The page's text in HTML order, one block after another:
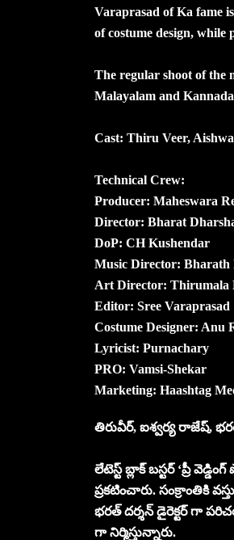
Varaprasad of Ka fame
of costume design,
The regular shoot of the
Malayalam and
Cast: Thiru Veer,
Technical Crew:
Producer: Maheswara
Director: Bharat
DoP: CH Kushendar
Music Director:
Art Director: Thirumala
Editor: Sree Varaprasad
Costume Designer: Anu
Lyricist: Purnachary
PRO: Vamsi-Shekar
Marketing: Haashtag
తిరువీర్, ఐశ్వర్య రాజేష్,
లేటెస్ట్ బ్లాక్ బస్టర్ ‘ప్రీ
ప్రకటించారు. సంక్రాంతికి
భరత్ దర్శన్ డైరెక్టర్ గా
గా నిర్మిస్తున్నారు.